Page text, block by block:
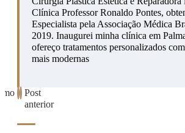
Clínica Professor Ronaldo Pontes,
Especialista pela Associação Médica
2019. Inaugurei minha clínica em
ofereço tratamentos personalizados
mais modernas
Post
anterior